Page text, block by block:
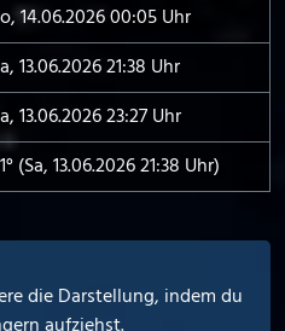
14.06.2026 00:05 Uhr
13.06.2026 21:38 Uhr
13.06.2026 23:27 Uhr
(Sa, 13.06.2026 21:38 Uhr)
die Darstellung, indem du